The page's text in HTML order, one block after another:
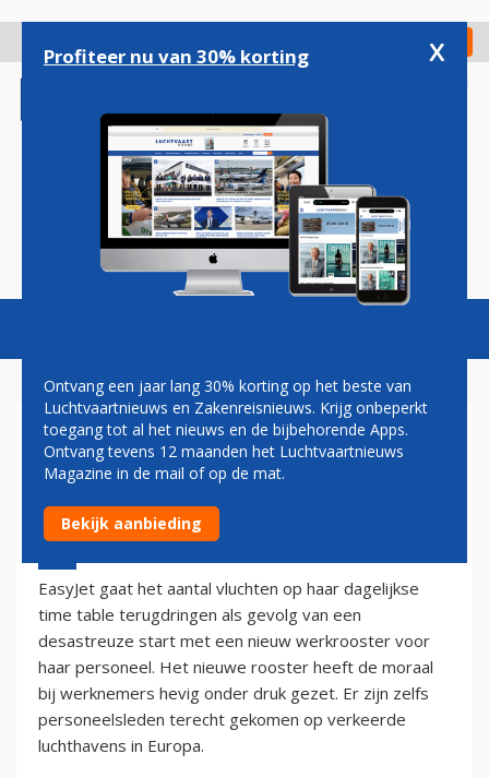
gaan
Check in
Magazine Podcasts Vacatures
EASYJET GAAT VLUCHTEN
SCHRAPPEN
11 augustus 2002 - 2:00
EasyJet gaat het aantal vluchten op haar dagelijkse
time table terugdringen als gevolg van een
desastreuze start met een nieuw werkrooster voor
haar personeel. Het nieuwe rooster heeft de moraal
bij werknemers hevig onder druk gezet. Er zijn zelfs
personeelsleden terecht gekomen op verkeerde
luchthavens in Europa.
Profiteer nu van 30% korting x
Ontvang een jaar lang 30% korting op het beste van
Luchtvaartnieuws en Zakenreisnieuws. Krijg onbeperkt
toegang tot al het nieuws en de bijbehorende Apps.
Ontvang tevens 12 maanden het Luchtvaartnieuws
Magazine in de mail of op de mat.
Bekijk aanbieding